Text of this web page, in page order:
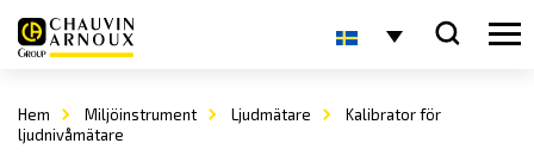
Hem Miljöinstrument Ljudmätare
Kalibrator för
ljudnivåmätare